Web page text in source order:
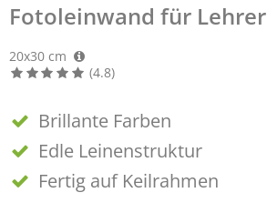
Fotoleinwand für Lehrer
20x30 cm
(4.8)
Brillante Farben
Edle Leinenstruktur
Fertig auf Keilrahmen